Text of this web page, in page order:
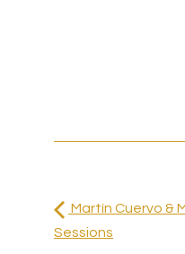
Martín Cuervo &
Sessions